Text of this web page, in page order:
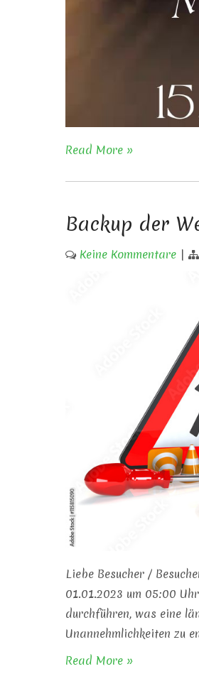
Read More »
Backup der
Keine Kommentare |
Liebe Besucher /
01.01.2023 um 05:00
durchführen, was eine
Unannehmlichkeiten zu
Read More »